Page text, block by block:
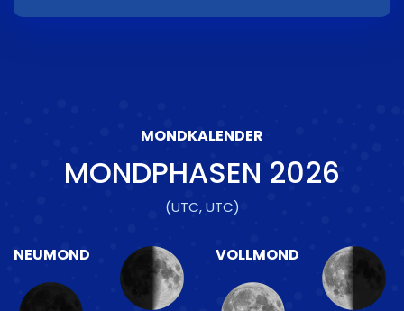
MONDKALENDER
MONDPHASEN 2026
(UTC, UTC)
NEUMOND VOLLMOND